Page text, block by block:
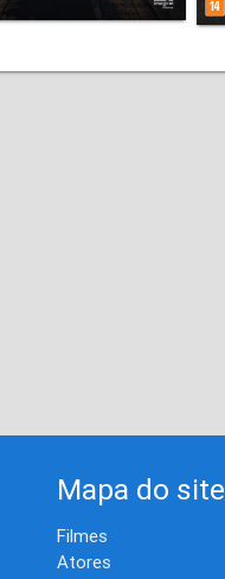
Mapa do site
Filmes
Atores